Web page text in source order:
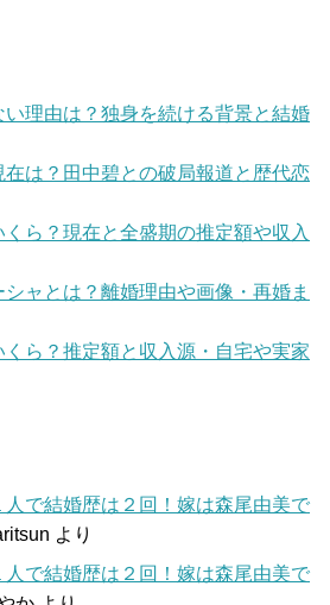
理由は？独身を続ける背景と結婚
は？田中碧との破局報道と歴代恋
ら？現在と全盛期の推定額や収入
ャとは？離婚理由や画像・再婚ま
ら？推定額と収入源・自宅や実家
で結婚歴は２回！嫁は森尾由美で
より
で結婚歴は２回！嫁は森尾由美で